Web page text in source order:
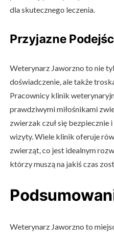
dla skutecznego leczenia.
Przyjazne
Weterynarz Jaworzno to nie
doświadczenie, ale także
Pracownicy klinik
prawdziwymi miłośnikami
zwierzak czuł się
wizyty. Wiele klinik oferuje
zwierząt, co jest idealnym
którzy muszą na jakiś czas
Weterynarz Jaworzno to